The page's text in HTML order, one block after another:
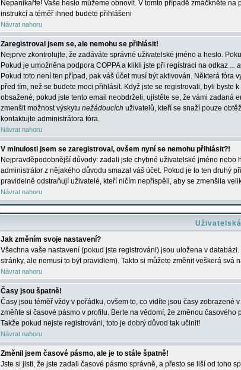
Nepanikařte! Vaše heslo můžeme obnovit. V tomto případě zmáčkněte
instrukcí a téměř ihned budete přihlášeni
Návrat nahoru
Zaregistroval jsem se, ale nemohu se přihlásit!
Nejprve zkontrolujte, že zadáváte správné uživatelské jméno a heslo.
Pokud je umožněna podpora COPPA a klikli jste při registraci na odkaz ...
Pokud toto není ten případ, pak váš účet musí být aktivován. Některá
před tím, než se budete moci přihlásit. Když jste se registrovali, byli byste
obsažené, pokud jste tento email neobdrželi, ujistěte se, že vámi zadaná
zmenšit možnost výskytu nežádoucích uživatelů, kteří se snaží pouze
kontaktujte administrátora fóra.
Návrat nahoru
V minulosti jsem se zaregistroval, ovšem nyní se nemohu přihlásit?!
Nejpravděpodobnější důvody: zadali jste chybné uživatelské jméno
administrátor z nějakého důvodu smazal váš účet. Pokud je to ten druhý
pravidelně odstraňují uživatelé, kteří ničím nepřispěli, aby se zmenšila
Návrat nahoru
Jak změním svoje nastavení?
Všechna vaše nastavení (pokud jste registrováni) jsou uložena v
stránky, ale nemusí to být pravidlem). Takto si můžete změnit veškerá svá
Návrat nahoru
Časy jsou špatně!
Časy jsou téměř vždy v pořádku, ovšem to, co vidíte jsou časy zobrazené
změňte si časové pásmo v profilu. Berte na vědomí, že změnou
Takže pokud nejste registrováni, toto je dobrý důvod tak učinit!
Návrat nahoru
Změnil jsem časové pásmo, ale je to stále špatně!
Jste si jisti, že jste zadali časové pásmo správně, a přesto se liší od toho